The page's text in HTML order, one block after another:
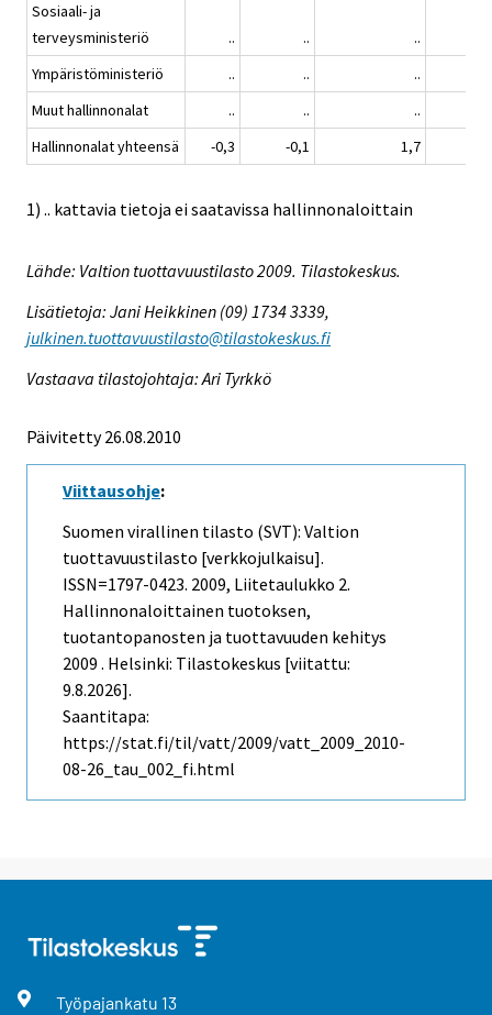
Sosiaali- ja
terveysministeriö
.. ..
..
Ympäristöministeriö
.. ..
..
Muut hallinnonalat
.. ..
..
Hallinnonalat yhteensä
-0,3 -0,1 1,7
1) .. kattavia tietoja ei saatavissa hallinnonaloittain
Lähde: Valtion tuottavuustilasto 2009. Tilastokeskus.
Lisätietoja: Jani Heikkinen (09) 1734 3339,
julkinen.tuottavuustilasto@tilastokeskus.fi
Vastaava tilastojohtaja: Ari Tyrkkö
Päivitetty 26.08.2010
Viittausohje:
Suomen virallinen tilasto (SVT): Valtion
tuottavuustilasto [verkkojulkaisu].
ISSN=1797-0423. 2009, Liitetaulukko 2.
Hallinnonaloittainen tuotoksen,
tuotantopanosten ja tuottavuuden kehitys
2009 . Helsinki: Tilastokeskus [viitattu:
9.8.2026].
Saantitapa:
https://stat.fi/til/vatt/2009/vatt_2009_2010-
08-26_tau_002_fi.html
Työpajankatu 13